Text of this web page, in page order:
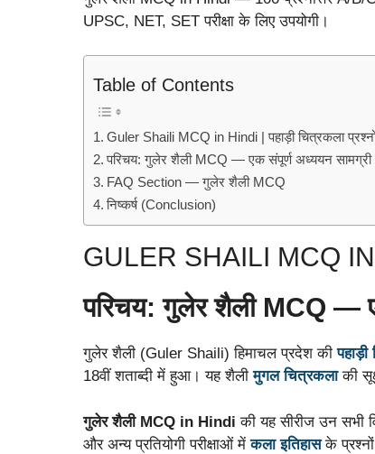
UPSC, NET, SET परीक्षा के लिए उपयोगी।
Table of Contents
Guler Shaili MCQ in Hindi | पहाड़ी चित्रकला
परिचय: गुलेर शैली MCQ — एक संपूर्ण अध्ययन सामग्री
FAQ Section — गुलेर शैली MCQ
निष्कर्ष (Conclusion)
GULER SHAILI MCQ IN
परिचय: गुलेर शैली MCQ —
गुलेर शैली (Guler Shaili) हिमाचल प्रदेश की
18वीं शताब्दी में हुआ। यह शैलीमुगल चित्रकलाकी
गुलेर शैली MCQ in Hindi की यह सीरीज उन सभी
और अन्य प्रतियोगी परीक्षाओं मेंकला इतिहासके